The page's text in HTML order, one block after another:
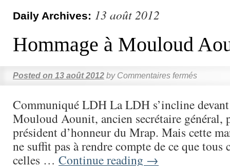
Daily Archives: 13 août 2012
Hommage à Mouloud
Posted on 13 août 2012 by Commentaires fermés
Communiqué LDH La LDH s’incline
Mouloud Aounit, ancien secrétaire général,
président d’honneur du Mrap. Mais cette
ne suffit pas à rendre compte de ce que tous
celles … Continue reading →